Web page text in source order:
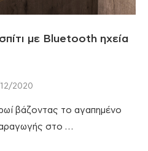
με Bluetooth ηχεία
2020
βάζοντας το αγαπημένο
στο …